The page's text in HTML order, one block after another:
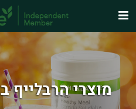
מוצרי הרבלייף